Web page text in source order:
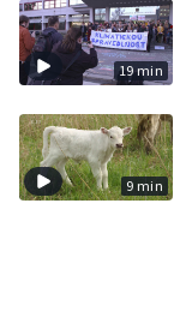
19 min
9 min